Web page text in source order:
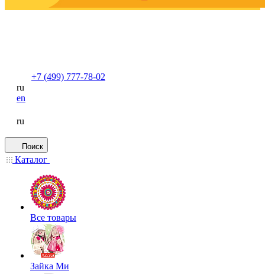
+7 (499) 777-78-02
ru
en
ru
Поиск
Каталог
Все товары
Зайка Ми